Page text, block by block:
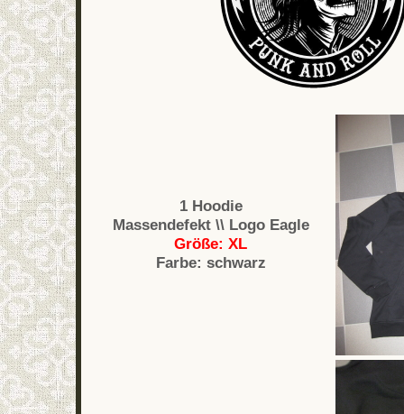
1 Hoodie
Massendefekt \\ Logo Eagle
Größe: XL
Farbe: schwarz